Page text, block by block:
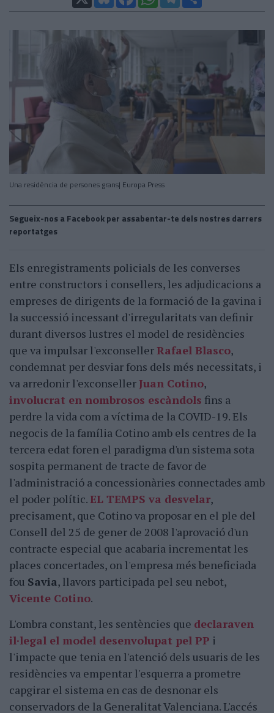
Una residència de persones grans| Europa Press
Segueix-nos a Facebook per assabentar-te dels nostres darrers
reportatges
Els enregistraments policials de les converses
entre constructors i consellers, les adjudicacions a
empreses de dirigents de la formació de la gavina i
la successió incessant d'irregularitats van definir
durant diversos lustres el model de residències
que va impulsar l'exconsellerRafael Blasco,
condemnat per desviar fons dels més necessitats, i
va arredonir l'exconsellerJuan Cotino,
involucrat en nombrosos escàndols fins a
perdre la vida com a víctima de la COVID-19. Els
negocis de la família Cotino amb els centres de la
tercera edat foren el paradigma d'un sistema sota
sospita permanent de tracte de favor de
l'administració a concessionàries connectades amb
el poder polític.EL TEMPS va desvelar,
precisament, que Cotino va proposar en el ple del
Consell del 25 de gener de 2008 l'aprovació d'un
contracte especial que acabaria incrementat les
places concertades, on l'empresa més beneficiada
fou Savia, llavors participada pel seu nebot,
Vicente Cotino.
L'ombra constant, les sentències que declaraven
il·legal el model desenvolupat pel PP i
l'impacte que tenia en l'atenció dels usuaris de les
residències va empentar l'esquerra a prometre
capgirar el sistema en cas de desnonar els
conservadors de la Generalitat Valenciana. L'accés